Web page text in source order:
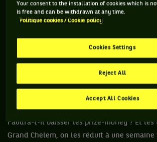
médias pressurés et les consommateurs
sommes. Le 12 janvier 2015, à Sydney, c’est
sur le score de 4-3 2-4 3-4 4-0 4-3 lors
valeur de test. On s’en doute, ce système
surprises, éclaterait la hiérarchie. Mais pose
questions : s’il devient impossible de
Robredo/Granollers, peut-on dire que le
grandi ? Ivo Karlovic pourra-t-il gagner
Faudra-t-il baisser les prize-money ? Et les
Grand Chelem, on les réduit à une semaine
Your consent to the installation of cookies which is
is free and can be withdrawn at any time.
Politique cookies / Cookie policy
Cookies Settings
Reject All
Accept All Cookies